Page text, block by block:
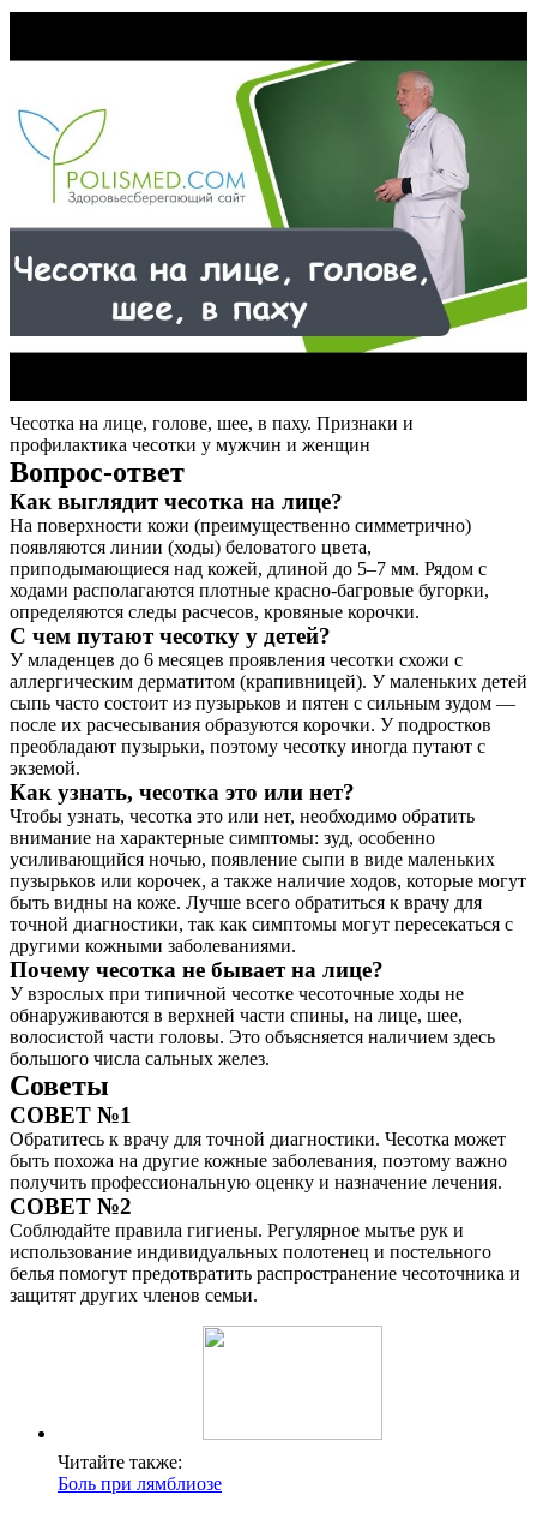
Чесотка на лице, голове, шее, в паху. Признаки и
профилактика чесотки у мужчин и женщин
Вопрос-ответ
Как выглядит чесотка на лице?
На поверхности кожи (преимущественно симметрично)
появляются линии (ходы) беловатого цвета,
приподымающиеся над кожей, длиной до 5–7 мм. Рядом с
ходами располагаются плотные красно-багровые бугорки,
определяются следы расчесов, кровяные корочки.
С чем путают чесотку у детей?
У младенцев до 6 месяцев проявления чесотки схожи с
аллергическим дерматитом (крапивницей). У маленьких детей
сыпь часто состоит из пузырьков и пятен с сильным зудом —
после их расчесывания образуются корочки. У подростков
преобладают пузырьки, поэтому чесотку иногда путают с
экземой.
Как узнать, чесотка это или нет?
Чтобы узнать, чесотка это или нет, необходимо обратить
внимание на характерные симптомы: зуд, особенно
усиливающийся ночью, появление сыпи в виде маленьких
пузырьков или корочек, а также наличие ходов, которые могут
быть видны на коже. Лучше всего обратиться к врачу для
точной диагностики, так как симптомы могут пересекаться с
другими кожными заболеваниями.
Почему чесотка не бывает на лице?
У взрослых при типичной чесотке чесоточные ходы не
обнаруживаются в верхней части спины, на лице, шее,
волосистой части головы. Это объясняется наличием здесь
большого числа сальных желез.
Советы
СОВЕТ №1
Обратитесь к врачу для точной диагностики. Чесотка может
быть похожа на другие кожные заболевания, поэтому важно
получить профессиональную оценку и назначение лечения.
СОВЕТ №2
Соблюдайте правила гигиены. Регулярное мытье рук и
использование индивидуальных полотенец и постельного
белья помогут предотвратить распространение чесоточника и
защитят других членов семьи.
Читайте также:
Боль при лямблиозе